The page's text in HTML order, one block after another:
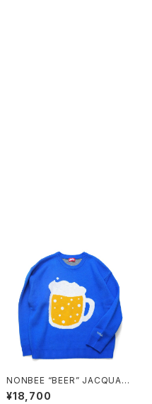
NONBEE “BEER” JACQUAR
D KNIT blue
¥18,700